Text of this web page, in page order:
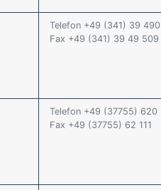
Telefon +49 (341) 39 490
Fax +49 (341) 39 49 509
Telefon +49 (37755) 620
Fax +49 (37755) 62 111